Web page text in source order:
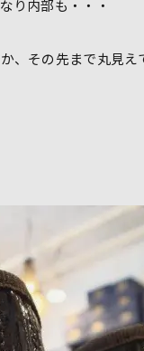
り内部も・・・
、その先まで丸見え